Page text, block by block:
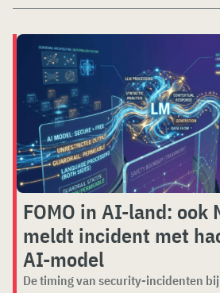
FOMO in AI-land: ook
meldt incident met
AI-model
De timing van security-incidenten